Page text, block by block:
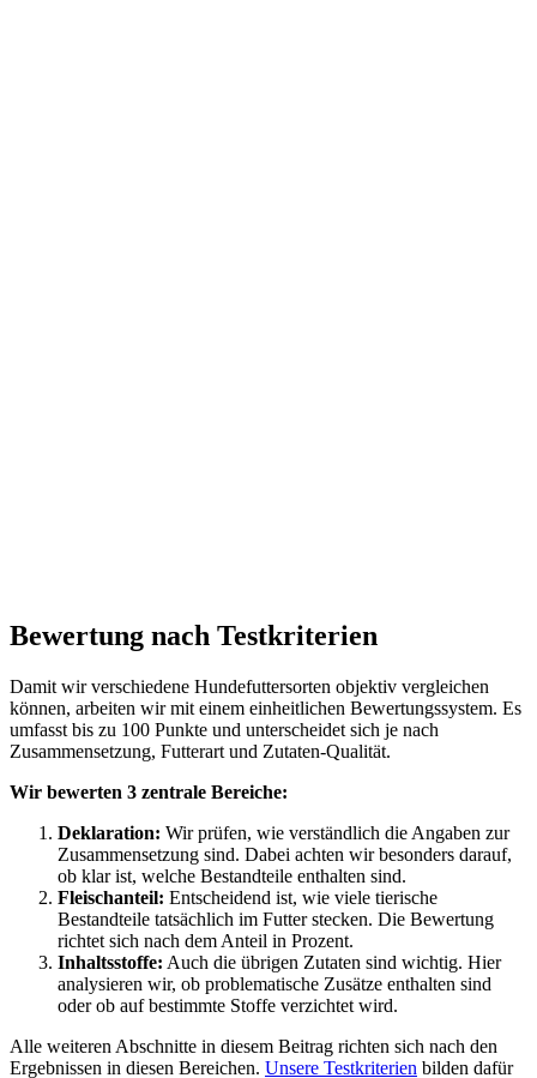
Bewertung nach Testkriterien
Damit wir verschiedene Hundefuttersorten objektiv vergleichen
können, arbeiten wir mit einem einheitlichen Bewertungssystem. Es
umfasst bis zu 100 Punkte und unterscheidet sich je nach
Zusammensetzung, Futterart und Zutaten-Qualität.
Wir bewerten 3 zentrale Bereiche:
Deklaration: Wir prüfen, wie verständlich die Angaben zur
Zusammensetzung sind. Dabei achten wir besonders darauf,
ob klar ist, welche Bestandteile enthalten sind.
Fleischanteil: Entscheidend ist, wie viele tierische
Bestandteile tatsächlich im Futter stecken. Die Bewertung
richtet sich nach dem Anteil in Prozent.
Inhaltsstoffe: Auch die übrigen Zutaten sind wichtig. Hier
analysieren wir, ob problematische Zusätze enthalten sind
oder ob auf bestimmte Stoffe verzichtet wird.
Alle weiteren Abschnitte in diesem Beitrag richten sich nach den
Ergebnissen in diesen Bereichen. Unsere Testkriterien bilden dafür